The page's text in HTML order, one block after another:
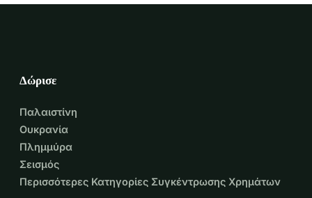
Δώρισε
Παλαιστίνη
Ουκρανία
Πλημμύρα
Σεισμός
Περισσότερες Κατηγορίες Συγκέντρωσης Χρημάτων